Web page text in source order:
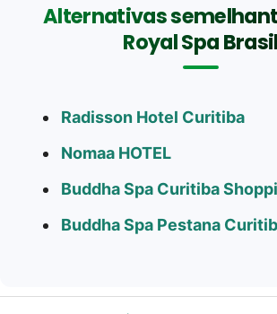
Alternativas
Royal Spa Brasil
Radisson Hotel Curitiba
Nomaa HOTEL
Buddha Spa Curitiba
Buddha Spa Pestana